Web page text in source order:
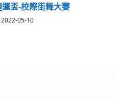
盃-校際街舞大賽
2022-05-10